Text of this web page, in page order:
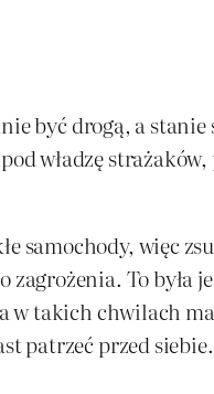
być drogą, a
władzę
samochody, więc
To była
takich chwilach
patrzeć przed